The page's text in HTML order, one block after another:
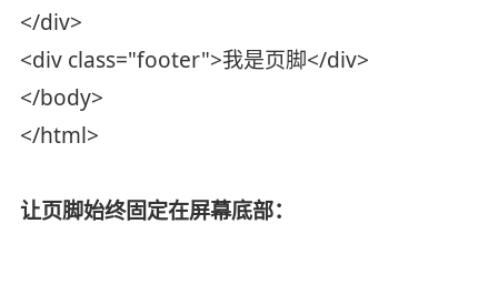
</div>
<div class="footer">我是页脚</div>
</body>
</html>
让页脚始终固定在屏幕底部：